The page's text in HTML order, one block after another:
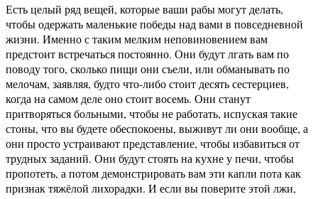
Есть целый ряд вещей, которые ваши рабы могут делать,
чтобы одержать маленькие победы над вами в повседневной
жизни. Именно с таким мелким неповиновением вам
предстоит встречаться постоянно. Они будут лгать вам по
поводу того, сколько пищи они съели, или обманывать по
мелочам, заявляя, будто что-либо стоит десять сестерциев,
когда на самом деле оно стоит восемь. Они станут
притворяться больными, чтобы не работать, испуская такие
стоны, что вы будете обеспокоены, выживут ли они вообще, а
они просто устраивают представление, чтобы избавиться от
трудных заданий. Они будут стоять на кухне у печи, чтобы
пропотеть, а потом демонстрировать вам эти капли пота как
признак тяжёлой лихорадки. И если вы поверите этой лжи,